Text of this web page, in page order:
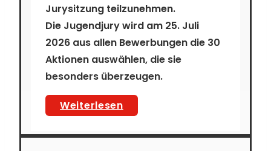
Jurysitzung teilzunehmen.
Die Jugendjury wird am 25. Juli
2026 aus allen Bewerbungen die 30
Aktionen auswählen, die sie
besonders überzeugen.
WeiterlesenJunge